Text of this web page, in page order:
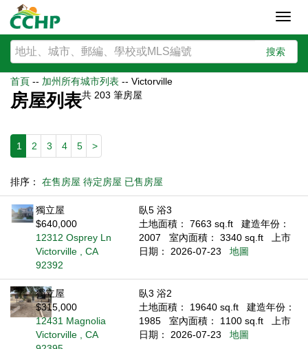
搜索
首頁 -- 加州所有城市列表 -- Victorville
房屋列表共 203 筆房屋
1 2 3 4 5 >
排序： 在售房屋 待定房屋 已售房屋
獨立屋
$640,000
12312 Osprey Ln
Victorville , CA
92392
臥5 浴3
土地面積： 7663 sq.ft
建造年份：
2007
室內面積： 3340 sq.ft
上市
日期： 2026-07-23
地圖
獨立屋
$315,000
12431 Magnolia
Victorville , CA
臥3 浴2
土地面積： 19640 sq.ft
建造年份：
1985
室內面積： 1100 sq.ft
上市
日期： 2026-07-23
地圖